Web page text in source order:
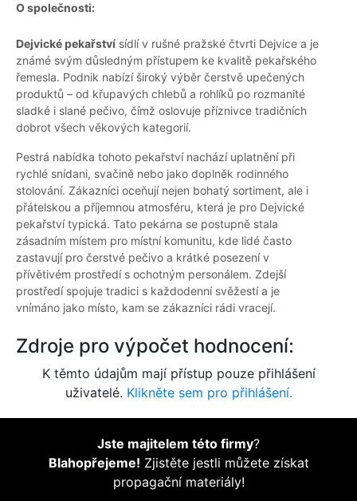
O společnosti:
Dejvické pekařství sídlí v rušné pražské čtvrti Dejvice a je
známé svým důsledným přístupem ke kvalitě pekařského
řemesla. Podnik nabízí široký výběr čerstvě upečených
produktů – od křupavých chlebů a rohlíků po rozmanité
sladké i slané pečivo, čímž oslovuje příznivce tradičních
dobrot všech věkových kategorií.
Pestrá nabídka tohoto pekařství nachází uplatnění při
rychlé snídani, svačině nebo jako doplněk rodinného
stolování. Zákazníci oceňují nejen bohatý sortiment, ale i
přátelskou a příjemnou atmosféru, která je pro Dejvické
pekařství typická. Tato pekárna se postupně stala
zásadním místem pro místní komunitu, kde lidé často
zastavují pro čerstvé pečivo a krátké posezení v
přívětivém prostředí s ochotným personálem. Zdejší
prostředí spojuje tradici s každodenní svěžestí a je
vnímáno jako místo, kam se zákazníci rádi vracejí.
Zdroje pro výpočet hodnocení:
K těmto údajům mají přístup pouze přihlášení
uživatelé. Klikněte sem pro přihlášení.
Jste majitelem této firmy?
Blahopřejeme! Zjistěte jestli můžete získat
propagační materiály!